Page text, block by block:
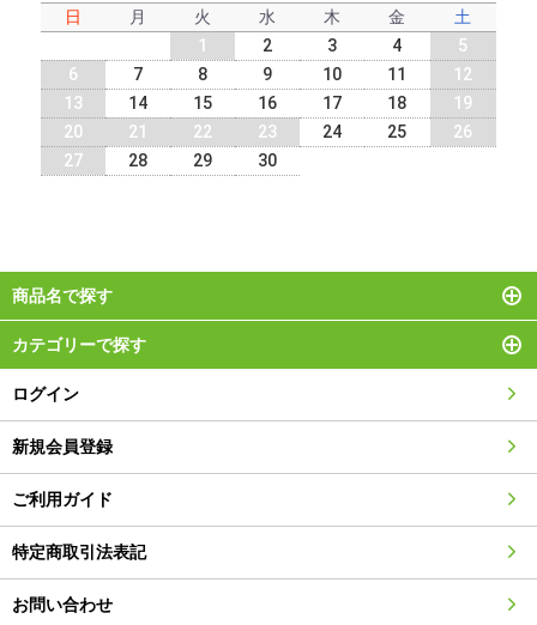
日 月 火 水 木 金
土
1
2 3 4
5
6
7 8 9 10 11
12
13
14 15 16 17 18
19
20
21 22 23 24 25
26
27
28 29 30
商品名で探す
カテゴリーで探す
ログイン
新規会員登録
ご利用ガイド
特定商取引法表記
お問い合わせ